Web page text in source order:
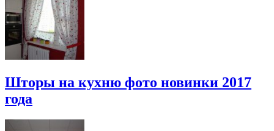
Шторы на кухню фото новинки 2017
года